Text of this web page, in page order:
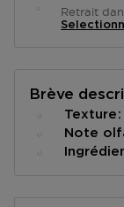
Retrait
Brève
Texture
Note